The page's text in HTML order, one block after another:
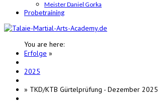
Meister Daniel Gorka
Probetraining
You are here:
Erfolge »
2025
» TKD/KTB Gürtelprüfung - Dezember 2025